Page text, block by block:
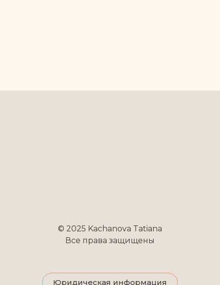
© 2025 Kachanova Tatiana
Все права защищены
Юридическая информация